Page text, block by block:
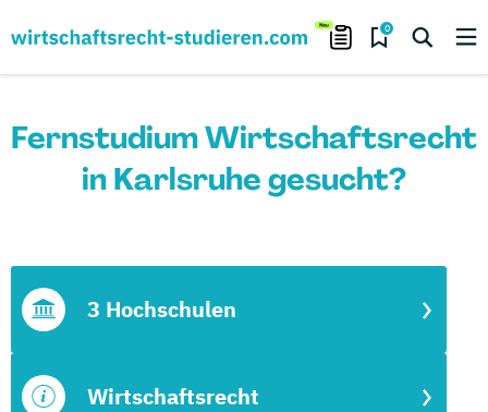
0
Fernstudium Wirtschaftsrecht
in Karlsruhe gesucht?
Wirtschaftsrecht
3 Hochschulen